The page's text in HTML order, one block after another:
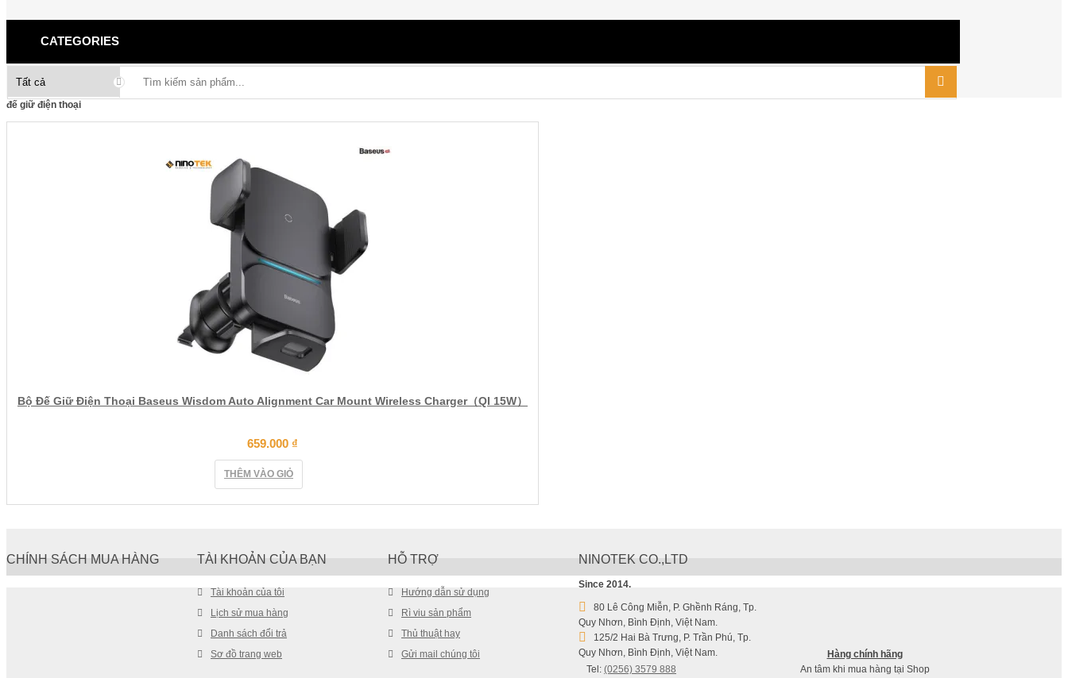
CATEGORIES
đế giữ điện thoại
Bộ Đế Giữ Điện Thoại Baseus Wisdom Auto Alignment Car Mount Wireless Charger（QI 15W）
659.000 ₫
THÊM VÀO GIỎ
CHÍNH SÁCH MUA HÀNG TÀI KHOẢN CỦA BẠN
Tài khoản của tôi
Lịch sử mua hàng
Danh sách đổi trả
Sơ đồ trang web
HỖ TRỢ
Hướng dẫn sử dụng
Rì viu sản phẩm
Thủ thuật hay
Gửi mail chúng tôi
NINOTEK CO.,LTD
Since 2014.
80 Lê Công Miễn, P. Ghềnh Ráng, Tp.
Quy Nhơn, Bình Định, Việt Nam.
125/2 Hai Bà Trưng, P. Trần Phú, Tp.
Quy Nhơn, Bình Định, Việt Nam.
Tel: (0256) 3579 888
Hàng chính hãng
An tâm khi mua hàng tại Shop